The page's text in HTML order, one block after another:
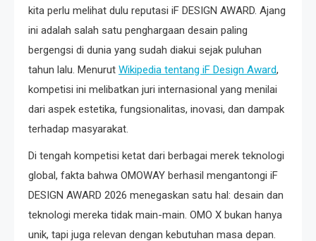
kita perlu melihat dulu reputasi iF DESIGN AWARD. Ajang
ini adalah salah satu penghargaan desain paling
bergengsi di dunia yang sudah diakui sejak puluhan
tahun lalu. Menurut Wikipedia tentang iF Design Award,
kompetisi ini melibatkan juri internasional yang menilai
dari aspek estetika, fungsionalitas, inovasi, dan dampak
terhadap masyarakat.
Di tengah kompetisi ketat dari berbagai merek teknologi
global, fakta bahwa OMOWAY berhasil mengantongi iF
DESIGN AWARD 2026 menegaskan satu hal: desain dan
teknologi mereka tidak main-main. OMO X bukan hanya
unik, tapi juga relevan dengan kebutuhan masa depan.